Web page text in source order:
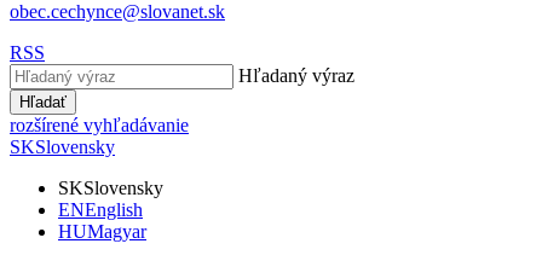
obec.cechynce@slovanet.sk
RSS
Hľadaný výraz
Hľadať
rozšírené vyhľadávanie
SKSlovensky
SKSlovensky
ENEnglish
HUMagyar